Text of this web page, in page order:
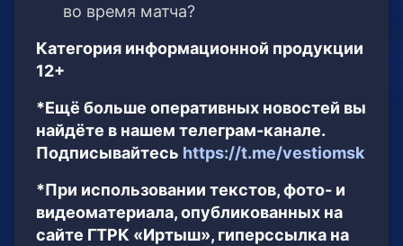
во время матча?
Категория информационной продукции
12+
*Ещё больше оперативных новостей вы
найдёте в нашем телеграм-канале.
Подписывайтесь https://t.me/vestiomsk
*При использовании текстов, фото- и
видеоматериала, опубликованных на
сайте ГТРК «Иртыш», гиперссылка на